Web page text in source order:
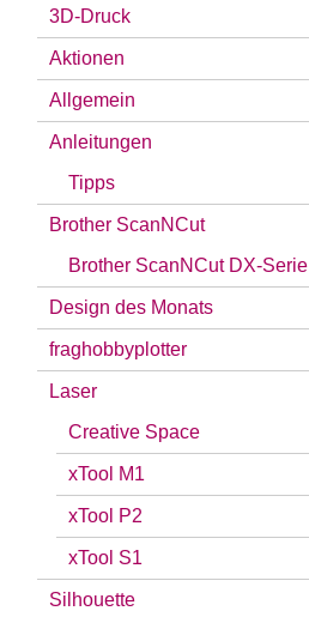
3D-Druck
Aktionen
Allgemein
Anleitungen
Tipps
Brother ScanNCut
Brother ScanNCut DX-Serie
Design des Monats
fraghobbyplotter
Laser
Creative Space
xTool M1
xTool P2
xTool S1
Silhouette